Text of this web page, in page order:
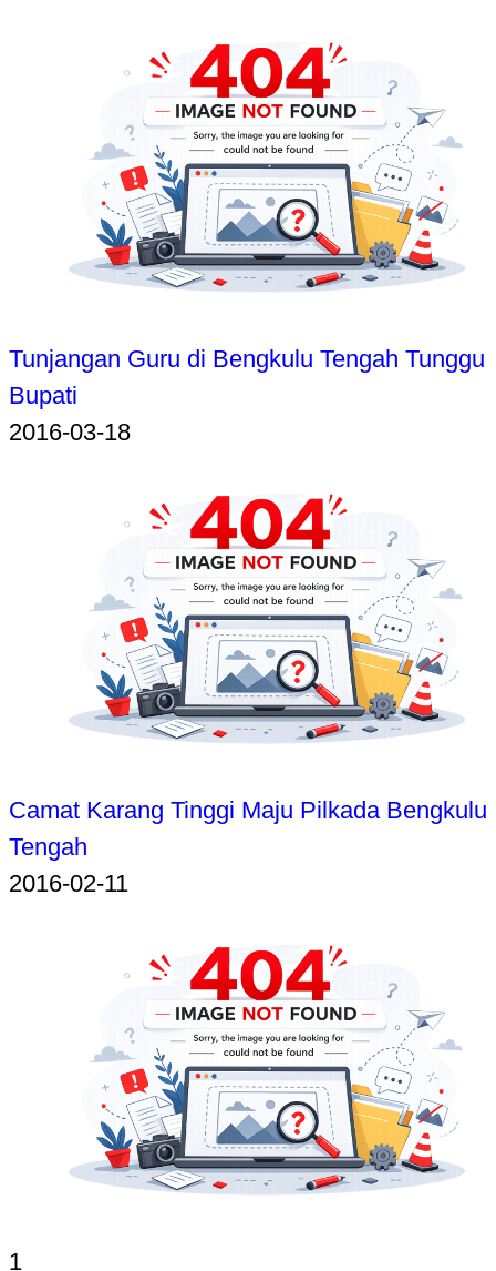
Tunjangan Guru di Bengkulu Tengah Tunggu
Bupati
2016-03-18
Camat Karang Tinggi Maju Pilkada Bengkulu
Tengah
2016-02-11
1